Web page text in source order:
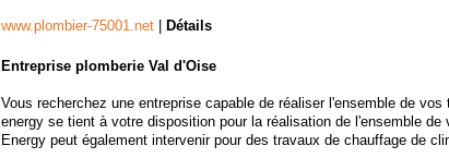
www.plombier-75001.net Détails
Entreprise plomberie Val d'Oise
Vous recherchez une entreprise capable de réaliser l'ensemble de
energy se tient à votre disposition pour la réalisation de l'ensemble
Energy peut également intervenir pour des travaux de chauffage de